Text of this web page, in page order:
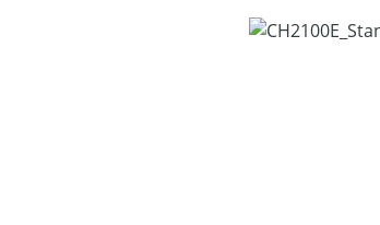
Bildergalerie überspringen